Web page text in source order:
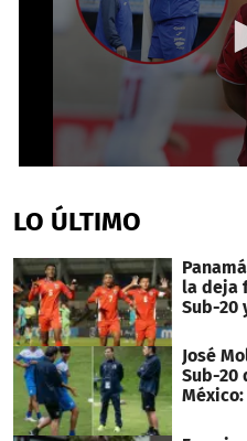
of
1
54
seconds
LO ÚLTIMO
la deja
Sub-20
José
Sub-20